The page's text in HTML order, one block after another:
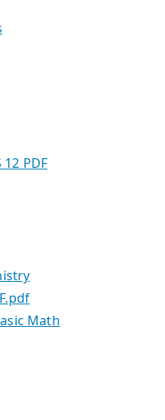
12 PDF
Math